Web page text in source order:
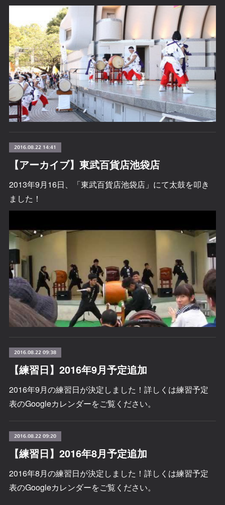
2016.08.22 14:41
【アーカイブ】東武百貨店池袋店
2013年9月16日、「東武百貨店池袋店」にて太鼓を叩き
ました！
2016.08.22 09:38
【練習日】2016年9月予定追加
2016年9月の練習日が決定しました！詳しくは練習予定
表のGoogleカレンダーをご覧ください。
2016.08.22 09:20
【練習日】2016年8月予定追加
2016年8月の練習日が決定しました！詳しくは練習予定
表のGoogleカレンダーをご覧ください。